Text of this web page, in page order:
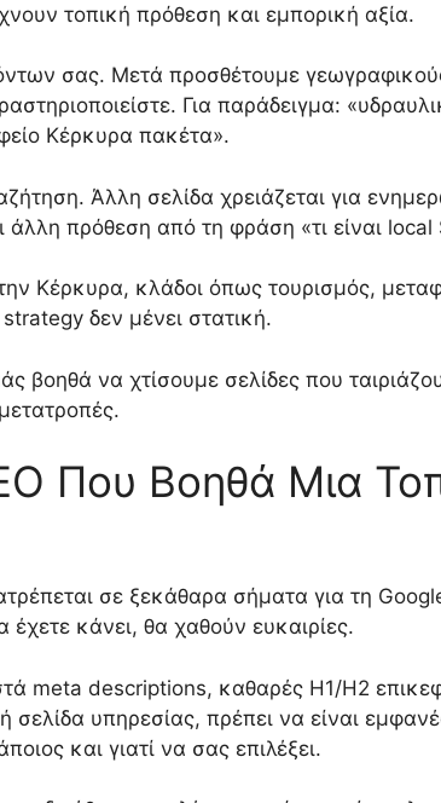
τοπική πρόθεση και εμπορική αξία.
σας. Μετά προσθέτουμε
Για παράδειγμα:
Κέρκυρα πακέτα».
Άλλη σελίδα χρειάζεται για
πρόθεση από τη φράση «τι είναι local
Κέρκυρα, κλάδοι όπως τουρισμός,
δεν μένει στατική.
να χτίσουμε σελίδες που
Που Βοηθά Μια
σε ξεκάθαρα σήματα για τη
κάνει, θα χαθούν ευκαιρίες.
meta descriptions, καθαρές H1/H2
υπηρεσίας, πρέπει να είναι
και γιατί να σας επιλέξει.